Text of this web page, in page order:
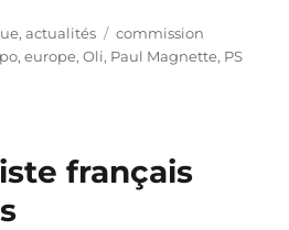
actualités Étiquettes
commission
,europe,Oli, Paul Magnette, PS
français